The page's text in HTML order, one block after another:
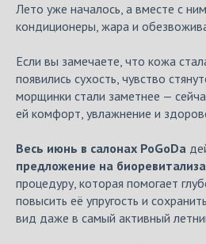
Лето уже началось, а вместе с
кондиционеры, жара и
Если вы замечаете, что кожа
появились сухость, чувство
морщинки стали заметнее —
ей комфорт, увлажнение и
Весь июнь в салонах PoGoDa
предложение на
процедуру, которая помогает
повысить её упругость и
вид даже в самый активный